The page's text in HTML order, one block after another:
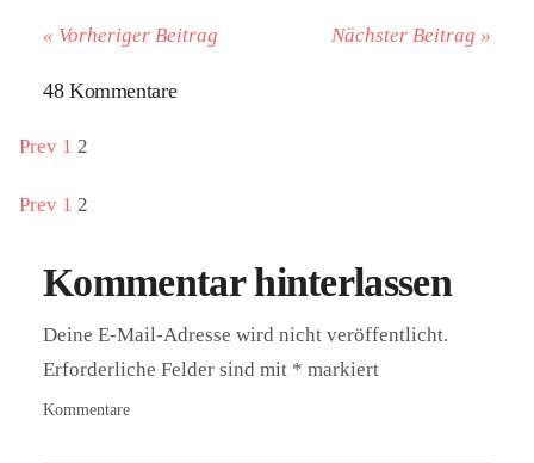
« Vorheriger Beitrag Nächster Beitrag »
48 Kommentare
Prev 1 2
Prev 1 2
Kommentar hinterlassen
Deine E-Mail-Adresse wird nicht veröffentlicht.
Erforderliche Felder sind mit * markiert
Kommentare